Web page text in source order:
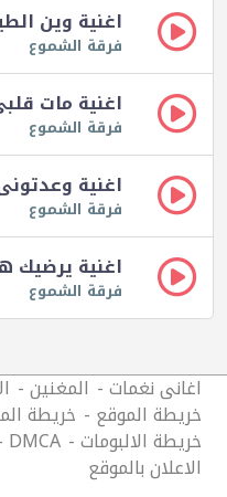
اغنية وين
فرقة الشموع
اغنية مات
فرقة الشموع
اغنية
فرقة الشموع
اغنية يرضيك
فرقة الشموع
اغانى نغمات المغنين
خريطة الموقع خريطة
خريطة الالبومات DMCA
الاعلان بالموقع